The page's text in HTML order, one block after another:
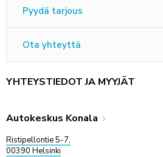
Pyydä tarjous
Ota yhteyttä
YHTEYSTIEDOT JA MYYJÄT
Autokeskus Konala
Ristipellontie 5-7,
00390 Helsinki